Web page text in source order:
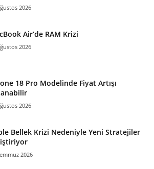
2026
Air’de RAM Krizi
2026
18 Pro Modelinde Fiyat Artışı
2026
Bellek Krizi Nedeniyle Yeni Stratejiler
2026